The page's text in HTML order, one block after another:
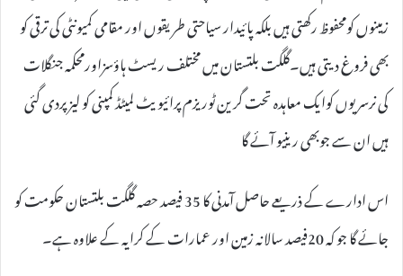
زمینوں کومحفوظ رکھتی ہیں بلکہ پائیدار سیاحتی طریقوں اور مقامی کمیونٹی کی ترقی کو
بھی فروغ دیتی ہیں۔گلگت بلتستان میں مختلف ریسٹ ہاؤسزاورمحکمہ جنگلات
کی نرسریوں کوایک معاہدہ تحت گرین ٹوریزم پرائیویٹ لمیٹڈ کمپنی کو لیز پردی گئی
ہیں ان سے جوبھی رینیو آئے گا
اس ادارے کے ذریعے حاصل آمدنی کا 35 فیصد حصہ گلگت بلتستان حکومت کو
جائے گا جو کہ 20فیصد سالانہ زمین اور عمارات کے کرایہ کے علاوہ ہے۔